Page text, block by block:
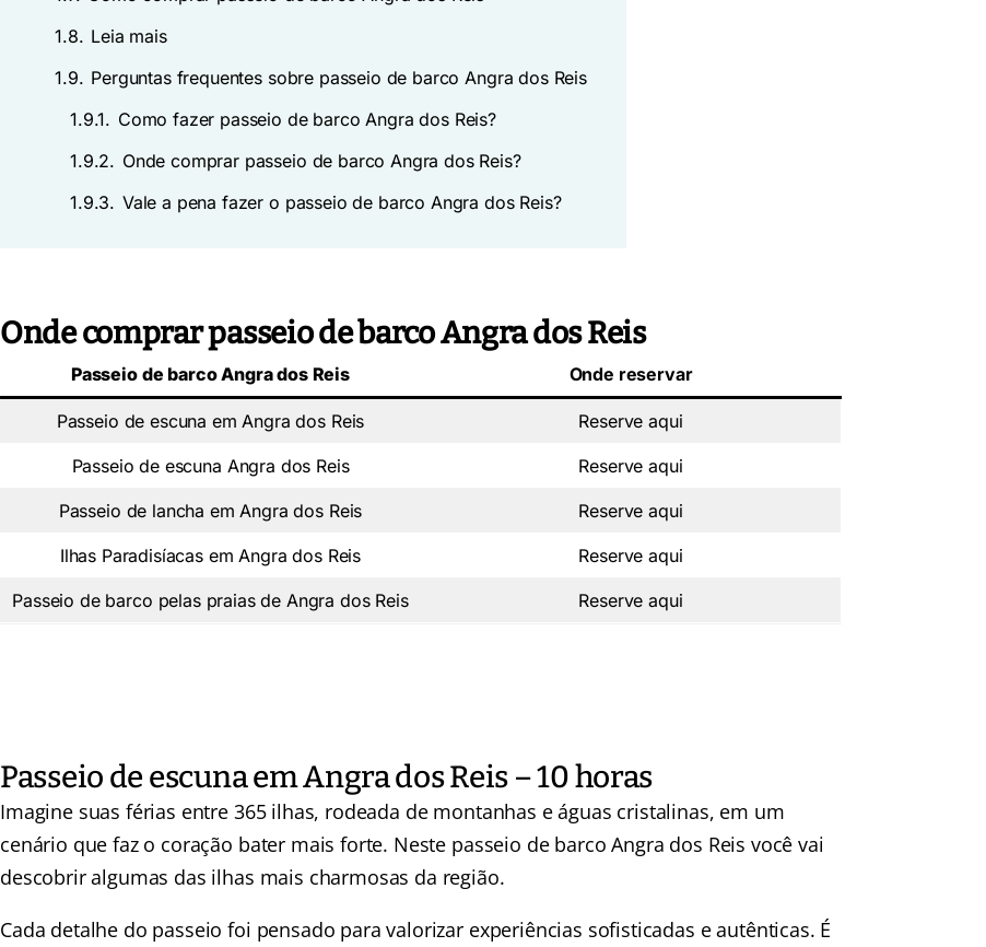
1.8. Leia mais
1.9. Perguntas frequentes sobre passeio de barco Angra dos Reis
1.9.1. Como fazer passeio de barco Angra dos Reis?
1.9.2. Onde comprar passeio de barco Angra dos Reis?
1.9.3. Vale a pena fazer o passeio de barco Angra dos Reis?
Onde comprar passeio de barco Angra dos Reis
Passeio de barco Angra dos Reis Onde reservar
Passeio de escuna em Angra dos Reis Reserve aqui
Passeio de escuna Angra dos Reis Reserve aqui
Passeio de lancha em Angra dos Reis Reserve aqui
Ilhas Paradisíacas em Angra dos Reis Reserve aqui
Passeio de barco pelas praias de Angra dos Reis Reserve aqui
Passeio de escuna em Angra dos Reis – 10 horas
Imagine suas férias entre 365 ilhas, rodeada de montanhas e águas cristalinas, em um
cenário que faz o coração bater mais forte. Neste passeio de barco Angra dos Reis você vai
descobrir algumas das ilhas mais charmosas da região.
Cada detalhe do passeio foi pensado para valorizar experiências sofisticadas e autênticas. É